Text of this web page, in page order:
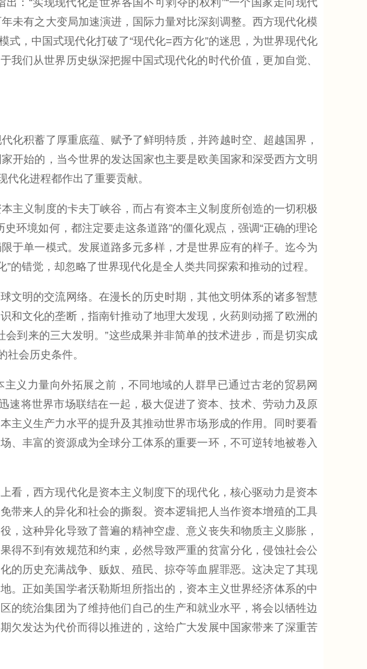
“实现现代化是世界各国不可剥夺的权利”“一个国家走向现代
未有之大变局加速演进，国际力量对比深刻调整。西方现代化模
，中国式现代化打破了“现代化=西方化”的迷思，为世界现代化
们从世界历史纵深把握中国式现代化的时代价值，更加自觉、
积蓄了厚重底蕴、赋予了鲜明特质，并跨越时空、超越国界，
开始的，当今世界的发达国家也主要是欧美国家和深受西方文明
化进程都作出了重要贡献。
义制度的卡夫丁峡谷，而占有资本主义制度所创造的一切积极
环境如何，都注定要走这条道路”的僵化观点，强调“正确的理论
于单一模式。发展道路多元多样，才是世界应有的样子。迄今为
的错觉，却忽略了世界现代化是全人类共同探索和推动的过程。
明的交流网络。在漫长的历史时期，其他文明体系的诸多智慧
和文化的垄断，指南针推动了地理大发现，火药则动摇了欧洲的
到来的三大发明。”这些成果并非简单的技术进步，而是切实成
会历史条件。
义力量向外拓展之前，不同地域的人群早已通过古老的贸易网
速将世界市场联结在一起，极大促进了资本、技术、劳动力及原
主义生产力水平的提升及其推动世界市场形成的作用。同时要看
、丰富的资源成为全球分工体系的重要一环，不可逆转地被卷入
，西方现代化是资本主义制度下的现代化，核心驱动力是资本
带来人的异化和社会的撕裂。资本逻辑把人当作资本增殖的工具
这种异化导致了普遍的精神空虚、意义丧失和物质主义膨胀，
得不到有效规范和约束，必然导致严重的贫富分化，侵蚀社会公
的历史充满战争、贩奴、殖民、掠夺等血腥罪恶。这决定了其现
。正如美国学者沃勒斯坦所指出的，资本主义世界经济体系的中
的统治集团为了维持他们自己的生产和就业水平，将会以牺牲边
欠发达为代价而得以推进的，这给广大发展中国家带来了深重苦